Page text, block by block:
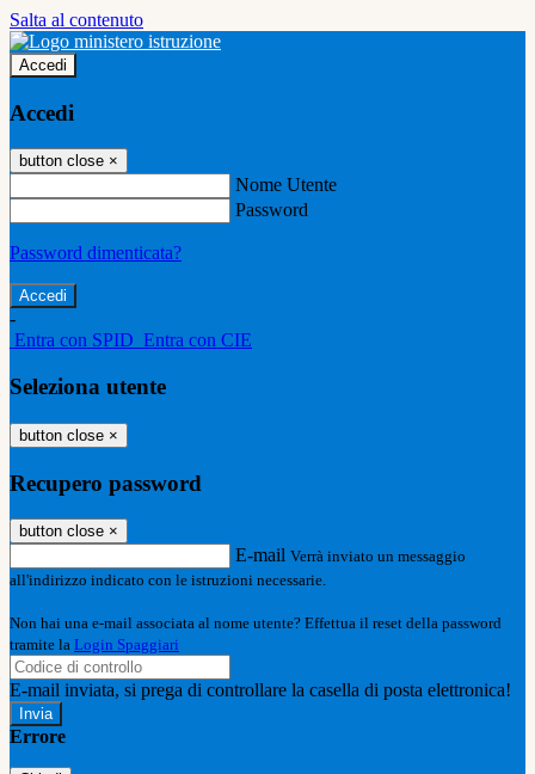
Salta al contenuto
Accedi
Accedi
button close ×
Nome Utente
Password
Password dimenticata?
-
Entra con SPID Entra con CIE
Seleziona utente
button close ×
Recupero password
button close ×
E-mail Verrà inviato un messaggio
all'indirizzo indicato con le istruzioni necessarie.
Non hai una e-mail associata al nome utente? Effettua il reset della password
tramite la Login Spaggiari
E-mail inviata, si prega di controllare la casella di posta elettronica!
Errore